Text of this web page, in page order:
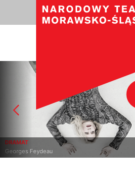
DRAMAT
Georges Feydeau